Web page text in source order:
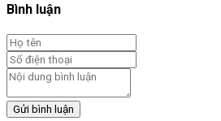
Bình luận
Gửi bình luận